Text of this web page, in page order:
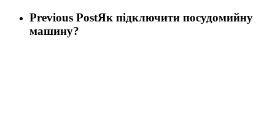
Previous PostЯк підключити посудомийну
машину?